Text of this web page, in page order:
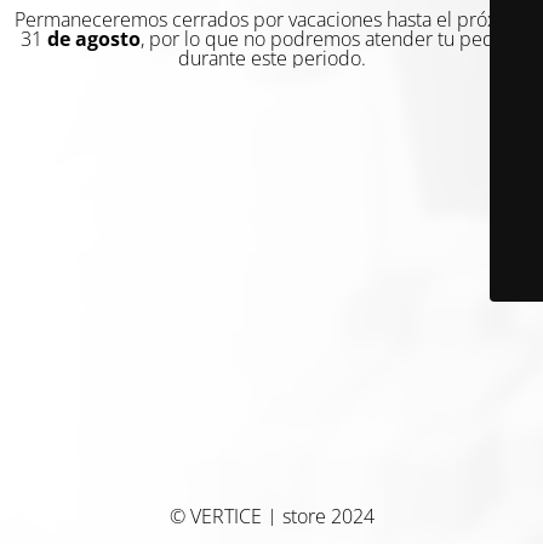
Permaneceremos cerrados por vacaciones hasta el próximo
31 de agosto, por lo que no podremos atender tu pedido
durante este periodo.
© VERTICE | store 2024